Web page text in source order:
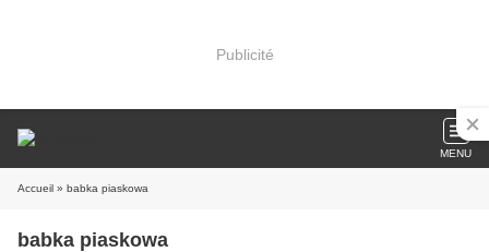
Publicité
MENU
Accueil » babka piaskowa
babka piaskowa